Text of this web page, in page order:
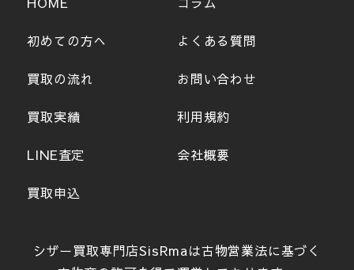
初めての方へ
買取の流れ
買取実績
LINE査定
買取申込
よくある質問
お問い合わせ
利用規約
会社概要
シザー買取専門店SisRmaは古物営業法に基づく